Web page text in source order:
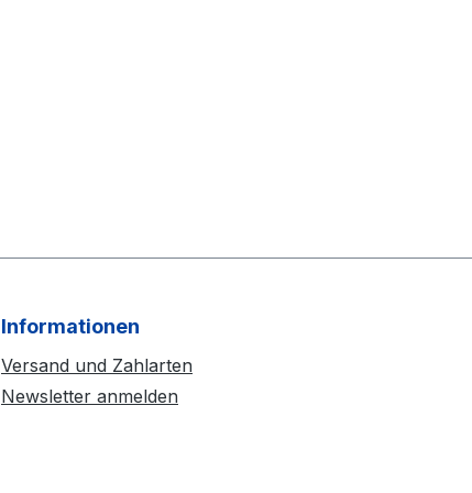
Informationen
Versand und Zahlarten
Newsletter anmelden